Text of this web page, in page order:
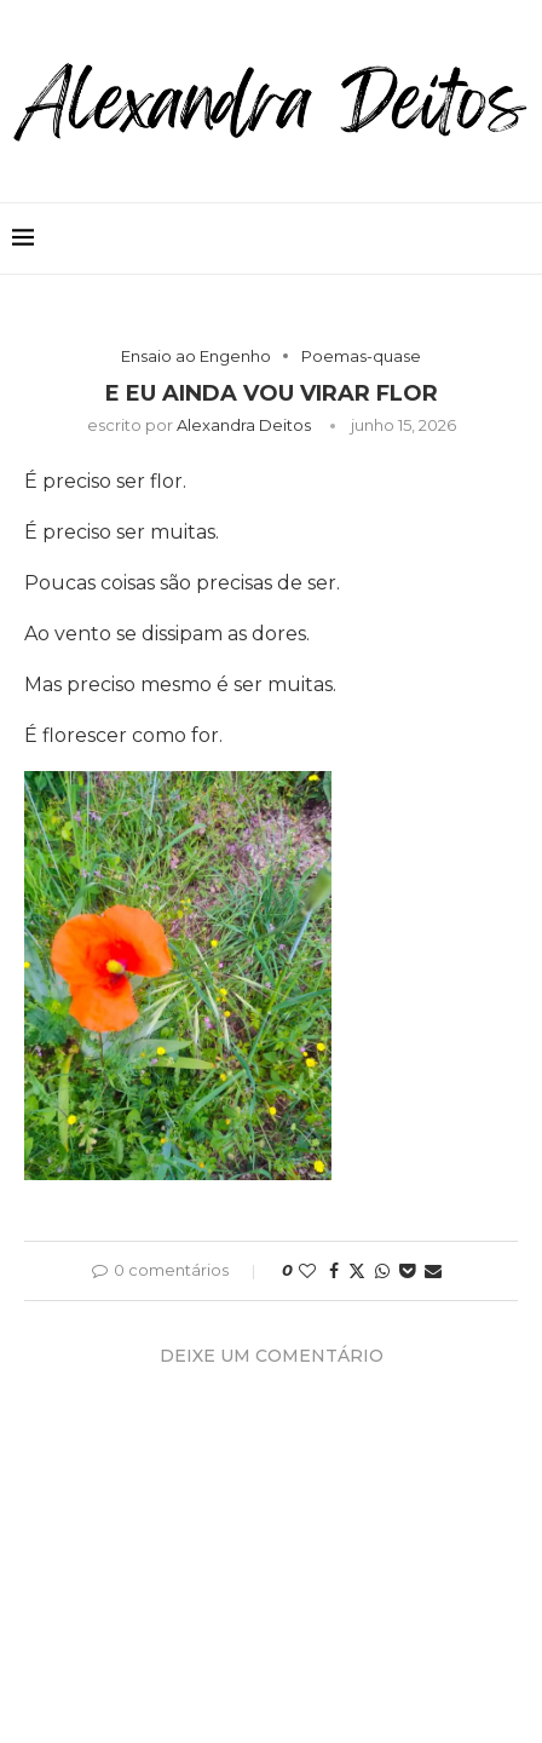
Ensaio ao Engenho Poemas-quase
E EU AINDA VOU VIRAR FLOR
escrito porAlexandra Deitos junho 15, 2026
É preciso ser flor.
É preciso ser muitas.
Poucas coisas são precisas de ser.
Ao vento se dissipam as dores.
Mas preciso mesmo é ser muitas.
É florescer como for.
0 comentários 0
DEIXE UM COMENTÁRIO